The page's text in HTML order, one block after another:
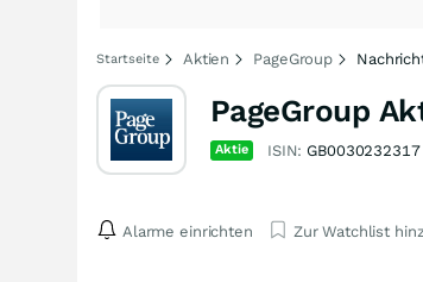
Startseite Aktien PageGroup
PageGroup
Aktie ISIN: GB0030232317
Alarme einrichten Zur Watchlist